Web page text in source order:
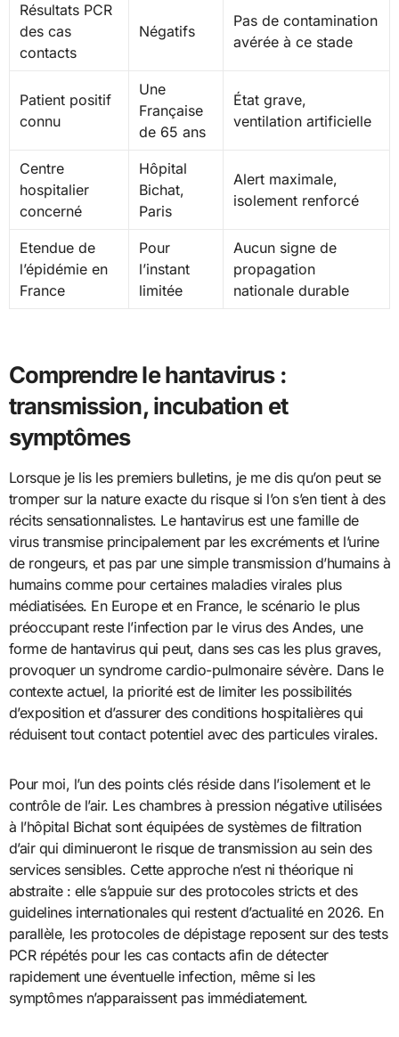
Résultats PCR
des cas
contacts
Négatifs
Pas de contamination
avérée à ce stade
Patient positif
connu
Une
Française
de 65 ans
État grave,
ventilation artificielle
Centre
hospitalier
concerné
Hôpital
Bichat,
Paris
Alert maximale,
isolement renforcé
Etendue de
l’épidémie en
France
Pour
l’instant
limitée
Aucun signe de
propagation
nationale durable
Comprendre le hantavirus :
transmission, incubation et
symptômes
Lorsque je lis les premiers bulletins, je me dis qu’on peut se
tromper sur la nature exacte du risque si l’on s’en tient à des
récits sensationnalistes. Le hantavirus est une famille de
virus transmise principalement par les excréments et l’urine
de rongeurs, et pas par une simple transmission d’humains à
humains comme pour certaines maladies virales plus
médiatisées. En Europe et en France, le scénario le plus
préoccupant reste l’infection par le virus des Andes, une
forme de hantavirus qui peut, dans ses cas les plus graves,
provoquer un syndrome cardio-pulmonaire sévère. Dans le
contexte actuel, la priorité est de limiter les possibilités
d’exposition et d’assurer des conditions hospitalières qui
réduisent tout contact potentiel avec des particules virales.
Pour moi, l’un des points clés réside dans l’isolement et le
contrôle de l’air. Les chambres à pression négative utilisées
à l’hôpital Bichat sont équipées de systèmes de filtration
d’air qui diminueront le risque de transmission au sein des
services sensibles. Cette approche n’est ni théorique ni
abstraite : elle s’appuie sur des protocoles stricts et des
guidelines internationales qui restent d’actualité en 2026. En
parallèle, les protocoles de dépistage reposent sur des tests
PCR répétés pour les cas contacts afin de détecter
rapidement une éventuelle infection, même si les
symptômes n’apparaissent pas immédiatement.